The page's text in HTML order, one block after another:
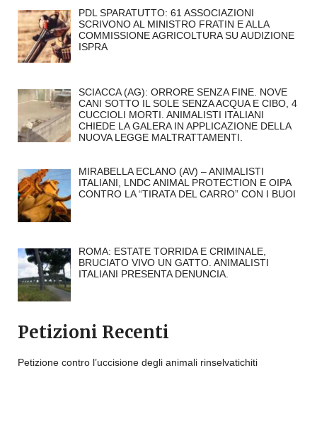
PDL SPARATUTTO: 61 ASSOCIAZIONI
SCRIVONO AL MINISTRO FRATIN E ALLA
COMMISSIONE AGRICOLTURA SU AUDIZIONE
ISPRA
SCIACCA (AG): ORRORE SENZA FINE. NOVE
CANI SOTTO IL SOLE SENZA ACQUA E CIBO, 4
CUCCIOLI MORTI. ANIMALISTI ITALIANI
CHIEDE LA GALERA IN APPLICAZIONE DELLA
NUOVA LEGGE MALTRATTAMENTI.
MIRABELLA ECLANO (AV) – ANIMALISTI
ITALIANI, LNDC ANIMAL PROTECTION E OIPA
CONTRO LA “TIRATA DEL CARRO” CON I BUOI
ROMA: ESTATE TORRIDA E CRIMINALE,
BRUCIATO VIVO UN GATTO. ANIMALISTI
ITALIANI PRESENTA DENUNCIA.
Petizioni Recenti
Petizione contro l’uccisione degli animali rinselvatichiti